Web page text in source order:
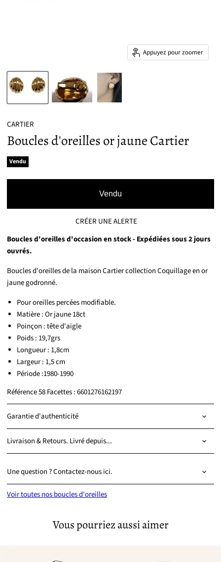
Appuyez pour zoomer
CARTIER
Boucles d'oreilles or jaune Cartier
Vendu
Vendu
CRÉER UNE ALERTE
Boucles d'oreilles d'occasion en stock - Expédiées sous 2 jours
ouvrés.
Boucles d'oreilles de la maison Cartier collection Coquillage en or
jaune godronné.
Pour oreilles percées modifiable.
Matière : Or jaune 18ct
Poinçon : tête d'aigle
Poids : 19,7grs
Longueur : 1,8cm
Largeur : 1,5 cm
Période :1980-1990
Référence 58 Facettes : 6601276162197
Garantie d'authenticité
Livraison & Retours. Livré depuis...
Une question ? Contactez-nous ici.
Voir toutes nos boucles d'oreilles
Vous pourriez aussi aimer